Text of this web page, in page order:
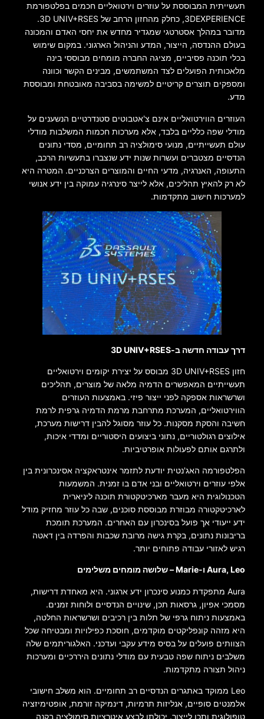
תעשייתית המבוססת על עוזרים וירטואליים חכמים בפלטפורמת
3DEXPERIENCE, כחלק מהחזון הרחב של 3D UNIV+RSES.
מדובר במהלך אסטרטגי שמגדיר מחדש את יחסי האדם והמכונה
בעולם ההנדסה, הייצור, המדע והניהול הארגוני. במקום שימוש
בכלי תוכנה פסיביים, מציגה החברה מומחים מבוססי בינה
מלאכותית הפועלים לצד המשתמשים, מבינים הקשר וכוונה
ומספקים תוצרים קריטיים למשימה בסביבה מאובטחת ומבוססת
מדע.
העוזרים הווירטואליים אינם צ'אטבוטים סטנדרטיים הנשענים על
מודלי שפה כלליים בלבד, אלא מערכות חכמות המשלבות מודלי
עולם תעשייתיים, מנועי סימולציה רב תחומיים, מסדי נתונים
הנדסיים מצטברים ועשרות שנות ידע שנצברו בתעשיות הרכב,
התעופה, האנרגיה, מדעי החיים והמוצרים הצרכניים. המטרה היא
לא רק להאיץ תהליכים, אלא לייצר סינרגיה עמוקה בין ידע אנושי
למערכות חישוב מתקדמות.
דרך עבודה חדשה ב-3D UNIV+RSES
חזון 3D UNIV+RSES מבוסס על יצירת יקומים וירטואליים
תעשייתיים המאפשרים הדמיה מלאה של מוצרים, תהליכים
ושרשראות אספקה לפני ייצור פיזי. באמצעות העוזרים
הווירטואליים, המערכת מתרחבת מרמת הדמיה גרפית לרמת
חשיבה והסקת מסקנות. כל עוזר מסוגל להבין דרישות מערכת,
אילוצים רגולטוריים, נתוני ביצועים היסטוריים ומדדי איכות,
ולתרגם אותם לפעולות אופרטיביות.
הפלטפורמה האג'נטית יודעת לתזמר אינטראקציה אסינכרונית בין
אלפי עוזרים וירטואליים ובני אדם בו זמנית. המשמעות
הטכנולוגית היא מעבר מארכיטקטורת תוכנה ליניארית
לארכיטקטורה מבוזרת מבוססת סוכנים, שבה כל עוזר מחזיק מודל
ידע ייעודי אך פועל בסינכרון עם האחרים. המערכת תומכת
בריבונות נתונים, בקרת גישה מרובת שכבות והפרדה בין דאטה
רגיש לאזורי עבודה פתוחים יותר.
Aura, Leo ו-Marie – שלושה מומחים משלימים
Aura מתפקדת כמנוע סינכרון ידע ארגוני. היא מאחדת דרישות,
מסמכי אפיון, גרסאות תכן, שינויים הנדסיים ולוחות זמנים.
באמצעות ניתוח גרפי של תלות בין רכיבים ושרשראות החלטה,
היא מזהה קונפליקטים מוקדמים, חוסכת כפילויות ומבטיחה שכל
הצוותים פועלים על בסיס מידע עקבי ועדכני. האלגוריתמים שלה
משלבים ניתוח שפה טבעית עם מודלי נתונים היררכיים ומערכות
ניהול תצורה מתקדמות.
Leo ממוקד באתגרים הנדסיים רב תחומיים. הוא משלב חישובי
אלמנטים סופיים, אנליזות תרמיות, דינמיקה זורמת, אופטימיזציה
טופולוגית ותכן לייצור. יכולתו לבצע איטרציות סימולציה בקנה